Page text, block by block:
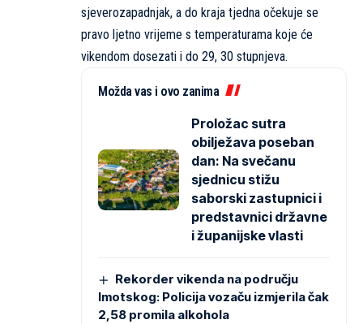
sjeverozapadnjak, a do kraja tjedna očekuje se
pravo ljetno vrijeme s temperaturama koje će
vikendom dosezati i do 29, 30 stupnjeva.
Možda vas i ovo zanima
Proložac sutra
obilježava poseban
dan: Na svečanu
sjednicu stižu
saborski zastupnici i
predstavnici državne
i županijske vlasti
Rekorder vikenda na području
Imotskog: Policija vozaču izmjerila čak
2,58 promila alkohola